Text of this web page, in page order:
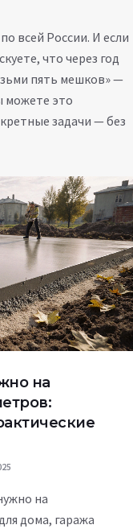
всей России. И если
что через год
пять мешков» —
можете это
задачи — без
на
на
дома, гаража